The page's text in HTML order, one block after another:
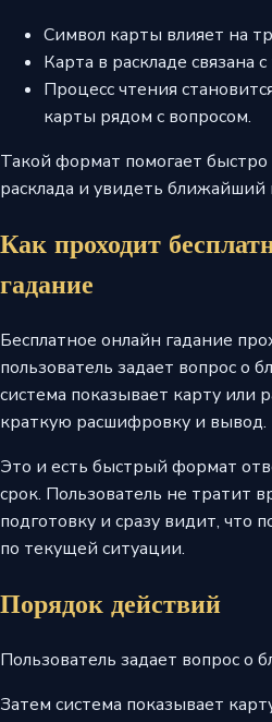
Символ карты влияет на
Карта в раскладе связана
Процесс чтения
карты рядом с вопросом.
Такой формат помогает быстро
расклада и увидеть ближайший
Как проходит
гадание
Бесплатное онлайн гадание
пользователь задает вопрос о
система показывает карту или
краткую расшифровку и вывод.
Это и есть быстрый формат
срок. Пользователь не тратит
подготовку и сразу видит, что
по текущей ситуации.
Порядок действий
Пользователь задает вопрос о
Затем система показывает